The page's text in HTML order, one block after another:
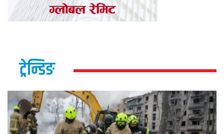
ट्रेन्डिङ